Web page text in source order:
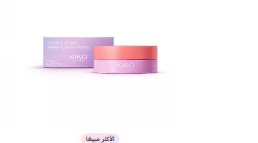
الأكثر مبيعًا